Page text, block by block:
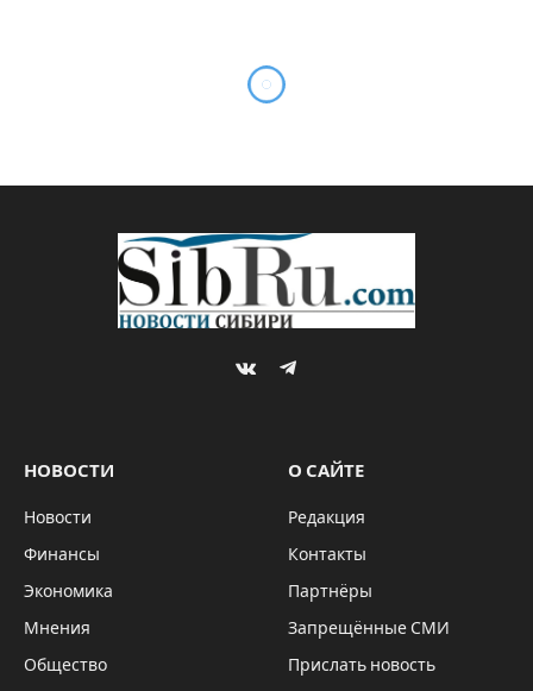
VKontakteTelegram
НОВОСТИ
Новости
Финансы
Экономика
Мнения
Общество
О САЙТЕ
Редакция
Контакты
Партнёры
Запрещённые СМИ
Прислать новость